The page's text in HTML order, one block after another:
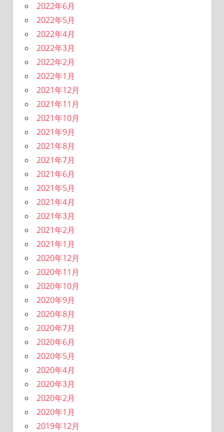
2022年6月
2022年5月
2022年4月
2022年3月
2022年2月
2022年1月
2021年12月
2021年11月
2021年10月
2021年9月
2021年8月
2021年7月
2021年6月
2021年5月
2021年4月
2021年3月
2021年2月
2021年1月
2020年12月
2020年11月
2020年10月
2020年9月
2020年8月
2020年7月
2020年6月
2020年5月
2020年4月
2020年3月
2020年2月
2020年1月
2019年12月